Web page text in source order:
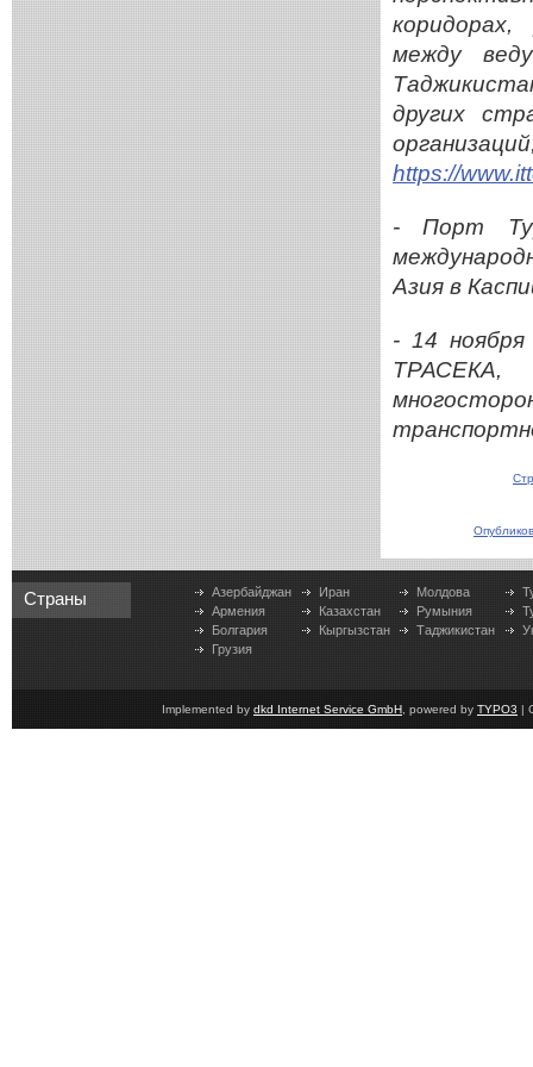
между
других
https://
- Порт
Азия в
- 14
Страны
Азербайджан
Армения
Болгария
Грузия
Иран
Казахстан
Кыргызстан
Молдова
Румыния
Таджикистан
Implemented by dkd Internet Service GmbH , powered by TYPO3 |